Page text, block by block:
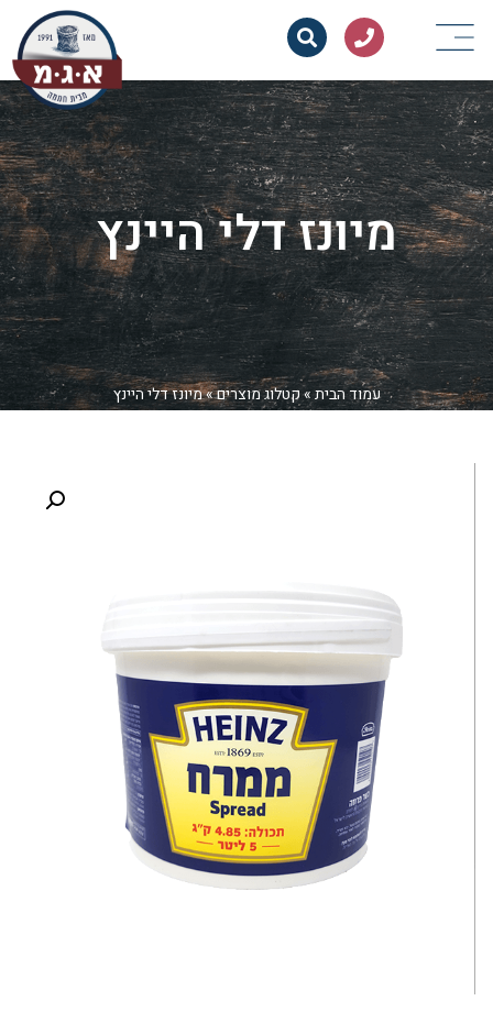
מיונז דלי היינץ
עמוד הבית»קטלוג מוצרים»מיונז דלי היינץ